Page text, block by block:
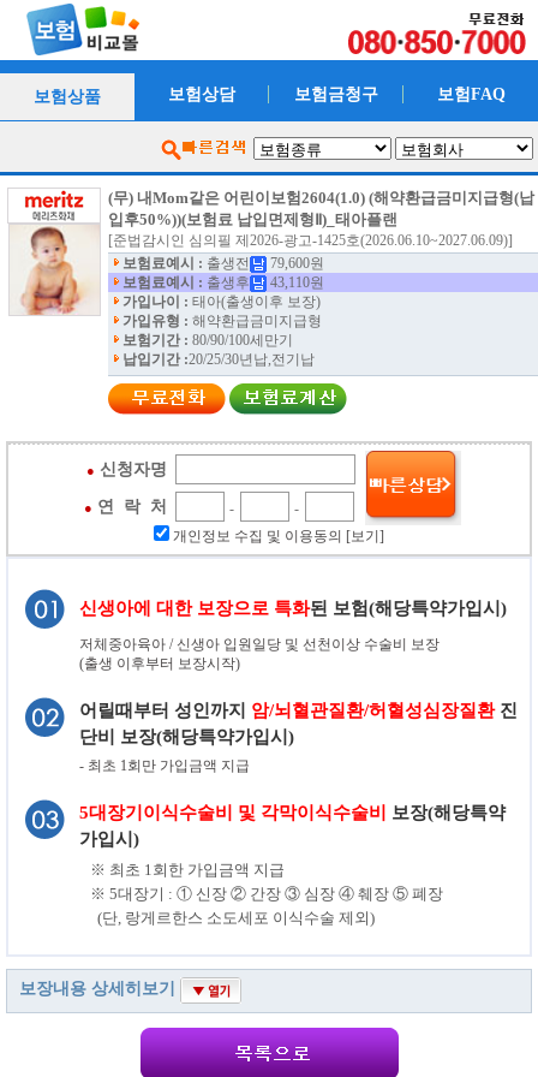
보험상품 보험상담 보험금청구 보험FAQ
(무) 내Mom같은 어린이보험2604(1.0) (해약환급금미지급형(납
입후50%))(보험료 납입면제형Ⅱ)_태아플랜
[준법감시인 심의필 제2026-광고-1425호(2026.06.10~2027.06.09)]
보험료예시 : 출생전
79,600원
보험료예시 : 출생후
43,110원
가입나이 : 태아(출생이후 보장)
가입유형 : 해약환급금미지급형
보험기간 : 80/90/100세만기
납입기간 :20/25/30년납,전기납
● 신청자명
● 연 락 처 -
-
개인정보 수집 및 이용동의 [보기]
신생아에 대한 보장으로 특화된 보험(해당특약가입시)
저체중아육아 / 신생아 입원일당 및 선천이상 수술비 보장
(출생 이후부터 보장시작)
어릴때부터 성인까지 암/뇌혈관질환/허혈성심장질환 진
단비 보장(해당특약가입시)
- 최초 1회만 가입금액 지급
5대장기이식수술비 및 각막이식수술비
보장(해당특약
가입시)
※ 최초 1회한 가입금액 지급
※ 5대장기 : ① 신장 ② 간장 ③ 심장 ④ 췌장 ⑤ 폐장
(단, 랑게르한스 소도세포 이식수술 제외)
보장내용 상세히보기